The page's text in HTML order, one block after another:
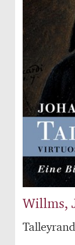
Willms,
Talleyrand